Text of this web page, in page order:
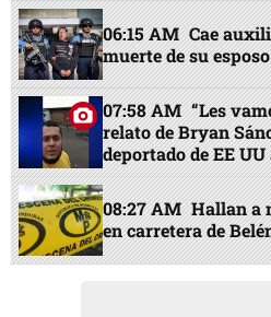
06:15 AM Cae
muerte de su
07:58 AM “Les
relato de Bryan
deportado de EE
08:27 AM Hallan a
en carretera de